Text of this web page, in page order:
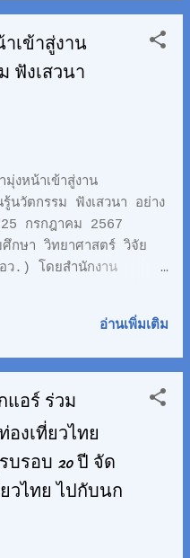
นาศักยภาพด้านนวัตกรรม
ากงานวิจัย และการพัฒนา
ยพิธีลงนามจัดขึ้นในงาน
THAILAND
อ SITE 2024 มหกรรม
เป็นส่วนหนึ่งของงาน
คม 2567 ณ โซน C
งชาติสิริกิติ์ ดร.กริชผกา
การสำนักงานนวัตกรรมแห่ง
าชน) หรือ NIA กล่าวว่า
x INNOVATION
ะจำทุกปีเพื่อยกระดับ
เข้าสู่งาน
ฟังเสวนา
งหน้าเข้าสู่งาน
นวัตกรรม ฟังเสวนา อย่าง
กรกฎาคม 2567
ศึกษา วิทยาศาสตร์ วิจัย
ว.) โดยสำนักงาน
x INNOVATION
2024" หรือ SITE
กรรมและเครือข่ายสตาร์ท
ดในประเทศ ซึ่งเป็นส่วน
.แฟร์ "SCI Power" ตั้งแต่
รกฎาคม 2567 ณ โซน C
งชาติสิริกิติ์ ภายในงานได้
ละบรรยายพิเศศเพื่อให้
รมหลากหลายหัวข้อ ดังนี้
อ่านเพิ่มเติม
อร์ ร่วม
งเที่ยวไทย
รอบ 20 ปี จัด
วไทย ไปกับนก